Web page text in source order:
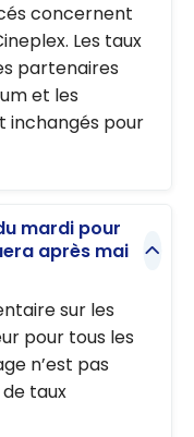
concernent
Les taux
partenaires
et les
inchangés pour
mardi pour
après mai
sur les
pour tous les
n’est pas
taux